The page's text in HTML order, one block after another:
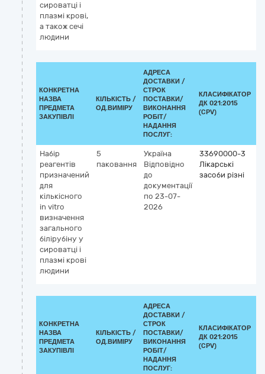
сироватці і
плазмі крові,
а також сечі
людини
КОНКРЕТНА
НАЗВА
ПРЕДМЕТА
ЗАКУПІВЛІ
КІЛЬКІСТЬ /
ОД.ВИМІРУ
АДРЕСА
ДОСТАВКИ /
СТРОК
ПОСТАВКИ/
ВИКОНАННЯ
РОБІТ/
НАДАННЯ
ПОСЛУГ:
КЛАСИФІКАТОР
ДК 021:2015
(CPV)
Набір
реагентів
призначений
для
кількісного
in vitro
визначення
загального
білірубіну у
сироватці і
плазмі крові
людини
5
паковання
Україна
Відповідно
до
документації
по 23-07-
2026
33690000-3
Лікарські
засоби різні
КОНКРЕТНА
НАЗВА
ПРЕДМЕТА
ЗАКУПІВЛІ
КІЛЬКІСТЬ /
ОД.ВИМІРУ
АДРЕСА
ДОСТАВКИ /
СТРОК
ПОСТАВКИ/
ВИКОНАННЯ
РОБІТ/
НАДАННЯ
ПОСЛУГ:
КЛАСИФІКАТОР
ДК 021:2015
(CPV)